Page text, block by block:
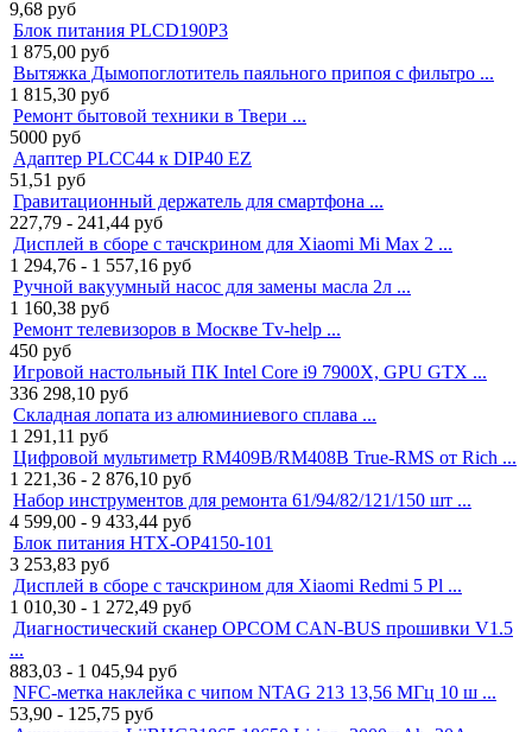
9,68 руб
Блок питания PLCD190P3
1 875,00 руб
Вытяжка Дымопоглотитель паяльного припоя с фильтро ...
1 815,30 руб
Ремонт бытовой техники в Твери ...
5000 руб
Адаптер PLCC44 к DIP40 EZ
51,51 руб
Гравитационный держатель для смартфона ...
227,79 - 241,44 руб
Дисплей в сборе с тачскрином для Xiaomi Mi Max 2 ...
1 294,76 - 1 557,16 руб
Ручной вакуумный насос для замены масла 2л ...
1 160,38 руб
Ремонт телевизоров в Москве Tv-help ...
450 руб
Игровой настольный ПК Intel Core i9 7900X, GPU GTX ...
336 298,10 руб
Складная лопата из алюминиевого сплава ...
1 291,11 руб
Цифровой мультиметр RM409B/RM408B True-RMS от Rich ...
1 221,36 - 2 876,10 руб
Набор инструментов для ремонта 61/94/82/121/150 шт ...
4 599,00 - 9 433,44 руб
Блок питания HTX-OP4150-101
3 253,83 руб
Дисплей в сборе с тачскрином для Xiaomi Redmi 5 Pl ...
1 010,30 - 1 272,49 руб
Диагностический сканер OPCOM CAN-BUS прошивки V1.5
...
883,03 - 1 045,94 руб
NFC-метка наклейка с чипом NTAG 213 13,56 МГц 10 ш ...
53,90 - 125,75 руб